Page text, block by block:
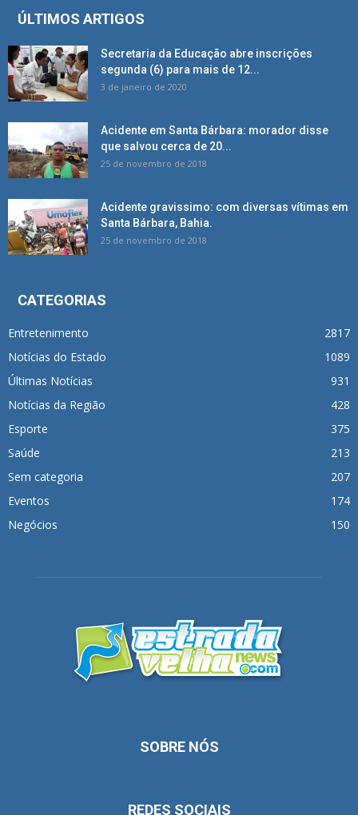
ÚLTIMOS ARTIGOS
Secretaria da Educação abre inscrições
segunda (6) para mais de 12...
3 de janeiro de 2020
Acidente em Santa Bárbara: morador disse
que salvou cerca de 20...
25 de novembro de 2018
Acidente gravissimo: com diversas vítimas em
Santa Bárbara, Bahia.
25 de novembro de 2018
CATEGORIAS
Entretenimento
2817
Notícias do Estado
1089
Últimas Notícias
931
Notícias da Região
428
Esporte
375
Saúde
213
Sem categoria
207
Eventos
174
Negócios
150
SOBRE NÓS
REDES SOCIAIS